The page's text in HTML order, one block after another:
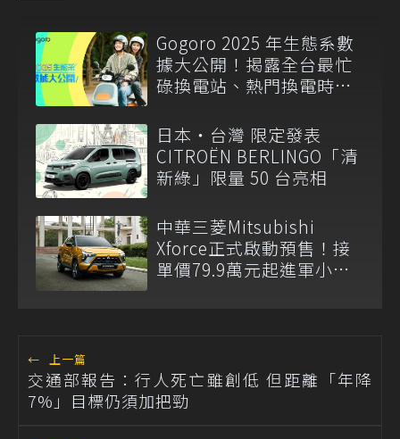
Gogoro 2025 年生態系數
據大公開！揭露全台最忙
碌換電站、熱門換電時
峰
日本・台灣 限定發表
CITROËN BERLINGO「清
新綠」限量 50 台亮相
中華三菱Mitsubishi
Xforce正式啟動預售！接
單價79.9萬元起進軍小型
← 上一篇
交通部報告：行人死亡雖創低 但距離「年降
7%」目標仍須加把勁